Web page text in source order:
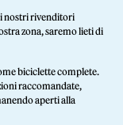
nostri rivenditori
zona, saremo lieti di
biciclette complete.
raccomandate,
aperti alla